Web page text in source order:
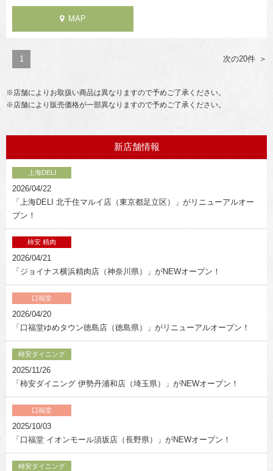
MAP
1 次の20件
※店舗によりお取扱い商品は異なりますので予めご了承ください。
※店舗により販売価格が一部異なりますので予めご了承ください。
新店舗情報
上海DELI
2026/04/22
「上海DELI 北千住マルイ店（東京都足立区）」がリニューアルオー
プン！
柿安 精肉
2026/04/21
「ジョイナス横浜精肉店（神奈川県）」がNEWオープン！
口福堂
2026/04/20
「口福堂ゆめタウン徳島店（徳島県）」がリニューアルオープン！
柿安ダイニング
2025/11/26
「柿安ダイニング 伊勢丹浦和店（埼玉県）」がNEWオープン！
口福堂
2025/10/03
「口福堂 イオンモール須坂店（長野県）」がNEWオープン！
柿安ダイニング